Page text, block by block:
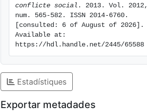
conflicte social . 2013. Vol. 2012,
num. 565-582. ISSN 2014-6760.
[consulted: 6 of August of 2026].
Available at:
https://hdl.handle.net/2445/65588
Estadístiques
Exportar metadades